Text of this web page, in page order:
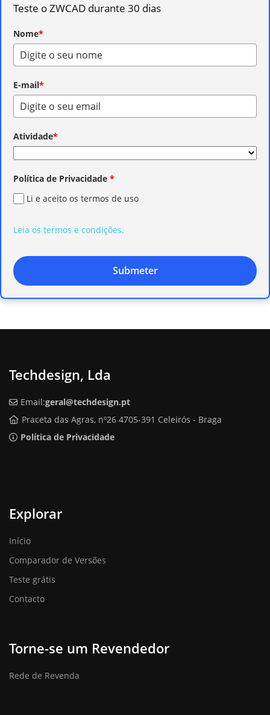
Teste o ZWCAD durante 30 dias
Nome*
E-mail*
Atividade*
Política de Privacidade *
Li e aceito os termos de uso
Leia os termos e condições.
Submeter
Techdesign, Lda
Email:geral@techdesign.pt
Praceta das Agras, nº26 4705-391 Celeirós - Braga
Política de Privacidade
Explorar
Início
Comparador de Versões
Teste grátis
Contacto
Torne-se um Revendedor
Rede de Revenda